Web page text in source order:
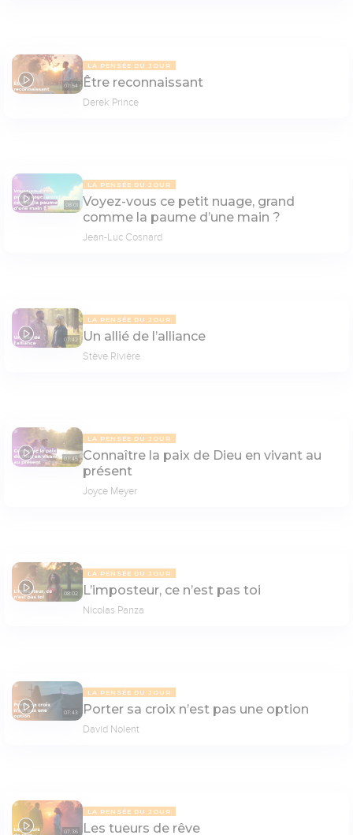
07:54
LA PENSÉE DU JOUR
Être reconnaissant
Derek Prince
08:01
LA PENSÉE DU JOUR
Voyez-vous ce petit nuage, grand
comme la paume d’une main ?
Jean-Luc Cosnard
07:42
LA PENSÉE DU JOUR
Un allié de l’alliance
Stève Rivière
07:45
LA PENSÉE DU JOUR
Connaître la paix de Dieu en vivant au
présent
Joyce Meyer
08:02
LA PENSÉE DU JOUR
L’imposteur, ce n’est pas toi
Nicolas Panza
07:43
LA PENSÉE DU JOUR
Porter sa croix n’est pas une option
David Nolent
07:36
LA PENSÉE DU JOUR
Les tueurs de rêve